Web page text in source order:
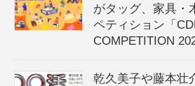
がタッグ、家具・
ペティション「
COMPETITION
乾久美子や藤本壮